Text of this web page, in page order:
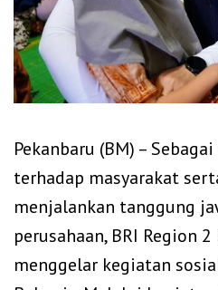
Pekanbaru (BM) –
terhadap masyarakat
menjalankan tanggung
perusahaan, BRI Region
menggelar kegiatan